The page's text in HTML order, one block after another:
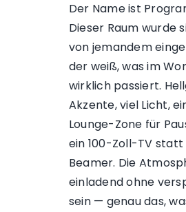
Der Name ist
Dieser Raum wurde
von jemandem
der weiß, was im
wirklich passiert.
Akzente, viel Licht,
Lounge-Zone für
ein 100-Zoll-TV
Beamer. Die
einladend ohne
sein — genau das,